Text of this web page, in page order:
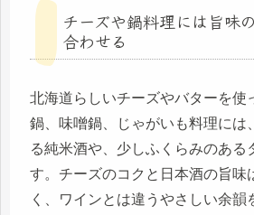
チーズや鍋料理には旨味
合わせる
北海道らしいチーズやバターを使
鍋、味噌鍋、じゃがいも料理には
る純米酒や、少しふくらみのある
す。チーズのコクと日本酒の旨味
く、ワインとは違うやさしい余韻